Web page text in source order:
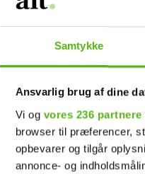
Samtykke
Ansvarlig brug af dine
Vi og vores 236 partnere
browser til præferencer,
opbevarer og tilgår
annonce- og
være